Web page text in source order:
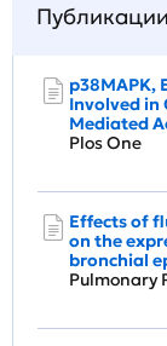
p38MAPK,
Involved in
Mediated
Plos One
Effects of
on the
bronchial
Pulmonary